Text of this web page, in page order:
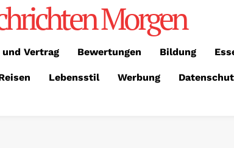
Morgen
und Vertrag Bewertungen Bildung
Lebensstil Werbung